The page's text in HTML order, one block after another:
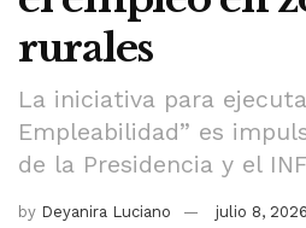
rurales
La iniciativa para
Empleabilidad” es
de la Presidencia y el
by Deyanira Luciano julio 8, 2026